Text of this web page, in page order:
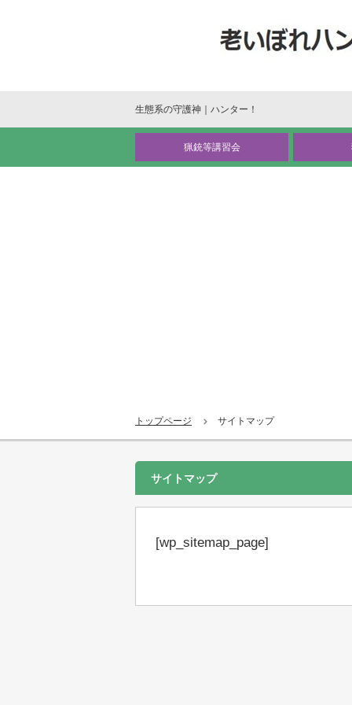
生態系の守護神｜ハンター！
猟銃等講習会
トップページ サイトマップ
サイトマップ
[wp_sitemap_page]